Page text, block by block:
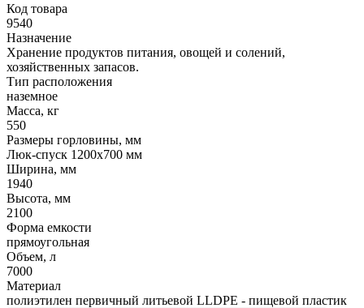
Код товара
9540
Назначение
Хранение продуктов питания, овощей и солений,
хозяйственных запасов.
Тип расположения
наземное
Масса, кг
550
Размеры горловины, мм
Люк-спуск 1200х700 мм
Ширина, мм
1940
Высота, мм
2100
Форма емкости
прямоугольная
Объем, л
7000
Материал
полиэтилен первичный литьевой LLDPE - пищевой пластик